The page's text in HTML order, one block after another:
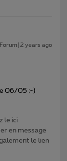
years ago
06/05 ;-)
le ici
en message
le lien